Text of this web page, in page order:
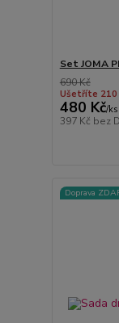
Set JOMA
690 Kč
Ušetříte 210
480 Kč/ks
397 Kč bez
Doprava